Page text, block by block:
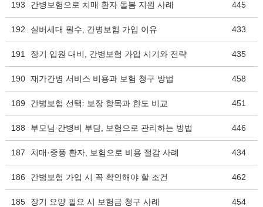
193 간병보험으로 치매 환자 돌봄 지원 사례 445
192 실버세대 필수, 간병보험 가입 이유 433
191 장기 입원 대비, 간병보험 가입 시기와 전략 435
190 재가간병 서비스 비용과 보험 청구 방법 458
189 간병보험 선택: 보장 항목과 한도 비교 451
188 부모님 간병비 부담, 보험으로 관리하는 방법 446
187 치매·중풍 환자, 보험으로 비용 절감 사례 434
186 간병보험 가입 시 꼭 확인해야 할 조건 462
185 장기 요양 필요 시 보험금 청구 사례 454